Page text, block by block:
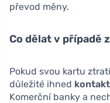
převod měny.
Co dělat v případě
Pokud svou kartu
důležité ihned
Komerční banky a